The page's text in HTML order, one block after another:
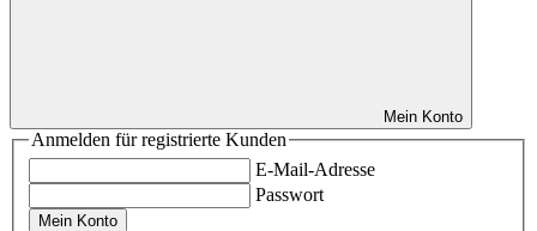
Mein Konto
Anmelden für registrierte Kunden
E-Mail-Adresse
Passwort
Mein Konto